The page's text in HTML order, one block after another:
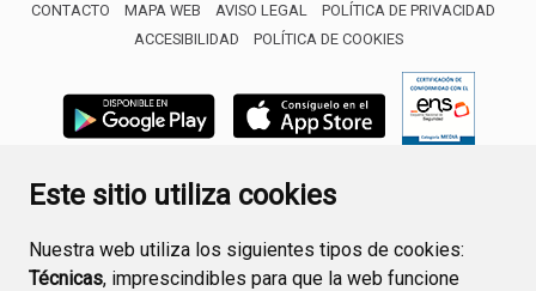
Este sitio utiliza cookies
Nuestra web utiliza los siguientes tipos de cookies:
Técnicas, imprescindibles para que la web funcione
CONTACTO MAPA WEB AVISO LEGAL
POLÍTICA DE PRIVACIDAD
ACCESIBILIDAD
POLÍTICA DE COOKIES